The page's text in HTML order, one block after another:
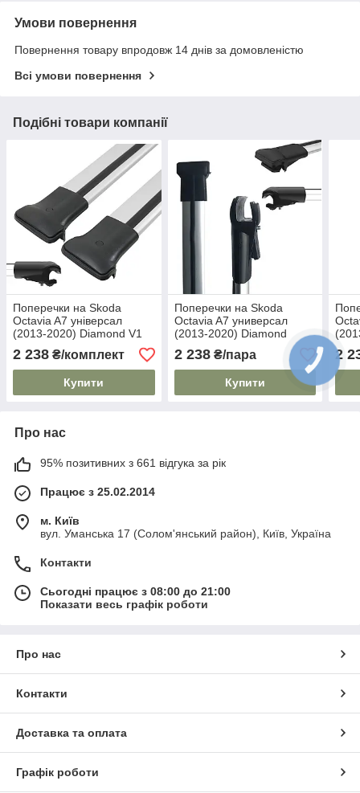
Умови повернення
Повернення товару впродовж 14 днів за домовленістю
Всі умови повернення
Подібні товари компанії
Поперечки на Skoda
Octavia A7 універсал
(2013-2020) Diamond V1
Grey. На стандартні
рейлінги. Без замка. Сірі
2 238 ₴/комплект
Купити
Поперечки на Skoda
Octavia A7 универсал
(2013-2020) Diamond
Grey. На стандартні
рейлінги. Сірі
2 238₴/пара
Купити
2
Про нас
95% позитивних з 661 відгука за рік
Працює з 25.02.2014
м. Київ
вул. Уманська 17 (Солом'янський район), Київ, Україна
Контакти
Сьогодні працює з 08:00 до 21:00
Показати весь графік роботи
Про нас
Контакти
Доставка та оплата
Графік роботи